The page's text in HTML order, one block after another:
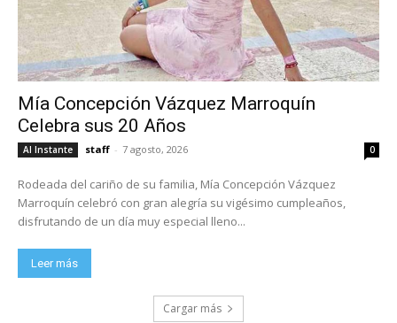
Mía Concepción Vázquez Marroquín
Celebra sus 20 Años
Al Instante staff - 7 agosto, 2026 0
Rodeada del cariño de su familia, Mía Concepción Vázquez
Marroquín celebró con gran alegría su vigésimo cumpleaños,
disfrutando de un día muy especial lleno...
Leer más
Cargar más